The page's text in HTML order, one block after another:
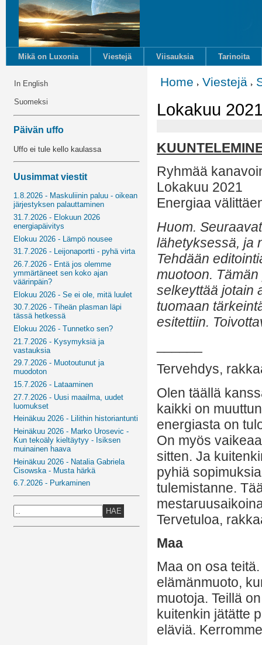
Mikä on Luxonia Viestejä Viisauksia Tarinoita
In English
Suomeksi
Päivän uffo
Uffo ei tule kello kaulassa
Uusimmat viestit
1.8.2026 - Maskuliinin paluu - oikean
järjestyksen palauttaminen
31.7.2026 - Elokuun 2026
energiapäivitys
Elokuu 2026 - Lämpö nousee
31.7.2026 - Leijonaportti - pyhä virta
26.7.2026 - Entä jos olemme
ymmärtäneet sen koko ajan
väärinpäin?
Elokuu 2026 - Se ei ole, mitä luulet
30.7.2026 - Tiheän plasman läpi
tässä hetkessä
Elokuu 2026 - Tunnetko sen?
21.7.2026 - Kysymyksiä ja
vastauksia
29.7.2026 - Muotoutunut ja
muodoton
15.7.2026 - Lataaminen
27.7.2026 - Uusi maailma, uudet
luomukset
Heinäkuu 2026 - Lilithin historiantunti
Heinäkuu 2026 - Marko Urosevic -
Kun tekoäly kieltäytyy - Isiksen
muinainen haava
Heinäkuu 2026 - Natalia Gabriela
Cisowska - Musta härkä
6.7.2026 - Purkaminen
HAE
Home Viestejä
Lokakuu
Ryhmää
Lokakuu 2021
Energiaa
Huom.
lähetyksessä, ja
Tehdään
muotoon.
selkeyttää jotain
tuomaan
esitettiin.
Tervehdys,
Olen täällä
kaikki on
energiasta on
On myös
sitten. Ja
pyhiä
tulemistanne.
Tervetuloa,
Maa
Maa on osa
elämänmuoto,
muotoja. Teillä
kuitenkin jätätte
eläviä.